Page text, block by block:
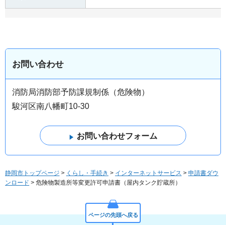
お問い合わせ
消防局消防部予防課規制係（危険物）
駿河区南八幡町10-30
静岡市トップページ > くらし・手続き > インターネットサービス > 申請書ダウ
ンロード > 危険物製造所等変更許可申請書（屋内タンク貯蔵所）
ページの先頭へ戻る